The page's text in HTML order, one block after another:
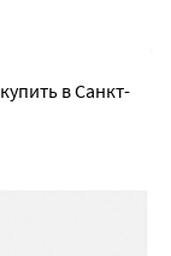
в Санкт-